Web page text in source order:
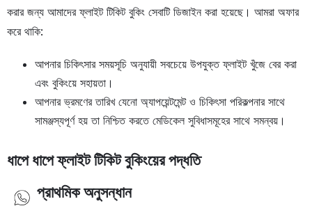
করার জন্য আমাদের ফ্লাইট টিকিট বুকিং সেবাটি ডিজাইন করা হয়েছে। আমরা অফার
করে থাকি:
আপনার চিকিৎসার সময়সূচি অনুযায়ী সবচেয়ে উপযুক্ত ফ্লাইট খুঁজে বের করা
এবং বুকিংয়ে সহায়তা।
আপনার ভ্রমণের তারিখ যেনো অ্যাপয়েন্টমেন্ট ও চিকিৎসা পরিকল্পনার সাথে
সামঞ্জস্যপূর্ণ হয় তা নিশ্চিত করতে মেডিকেল সুবিধাসমূহের সাথে সমন্বয়।
ধাপে ধাপে ফ্লাইট টিকিট বুকিংয়ের পদ্ধতি
প্রাথমিক অনুসন্ধান